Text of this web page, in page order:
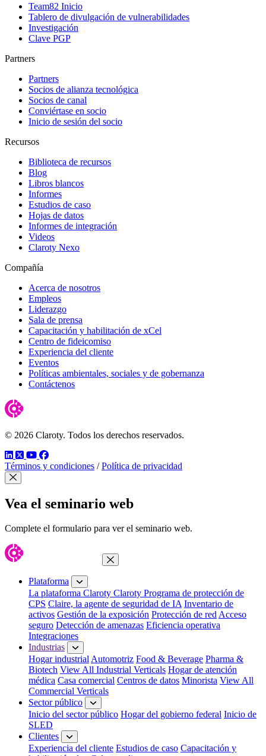
Team82 Inicio
Tablero de divulgación de vulnerabilidades
Investigación
Clave PGP
Partners
Partners
Socios de alianza tecnológica
Socios de canal
Conviértase en socio
Inicio de sesión del socio
Recursos
Biblioteca de recursos
Blog
Libros blancos
Informes
Estudios de caso
Hojas de datos
Informes de integración
Videos
Claroty Nexo
Compañía
Acerca de nosotros
Empleos
Liderazgo
Sala de prensa
Capacitación y habilitación de xCel
Centro de fideicomiso
Experiencia del cliente
Eventos
Políticas ambientales, sociales y de gobernanza
Contáctenos
© 2026 Claroty. Todos los derechos reservados.
LinkedIn
TwitterYouTube
Facebook
Términos y condiciones / Política de privacidad
Cerrar modal
Vea el seminario web
Complete el formulario para ver el seminario web.
Cerrar menú
Plataforma
La plataforma Claroty Claroty Programa de protección de
CPS Claire, la agente de seguridad de IA Inventario de
activos Gestión de la exposición Protección de redAcceso
seguro Detección de amenazas Eficiencia operativa
Integraciones
Industrias
Hogar industrialAutomotriz Food & Beverage Pharma &
Biotech View All Industrial Verticals Hogar de atención
médica Casa comercial Centros de datos Minorista View All
Commercial Verticals
Sector público
Inicio del sector público Hogar del gobierno federal Inicio de
SLED
Clientes
Experiencia del cliente Estudios de caso Capacitación y